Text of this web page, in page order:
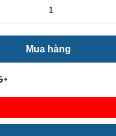
Mua hàng